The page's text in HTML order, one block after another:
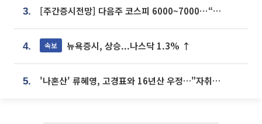
3. [주간증시전망] 다음주 코스피 6000~7000⋯“外人 수급은 정책이 변수”
4. 속보 뉴욕증시, 상승...나스닥 1.3% ↑
5. '나혼산' 류혜영, 고경표와 16년산 우정…"자취방서 부모님과 마주쳐"